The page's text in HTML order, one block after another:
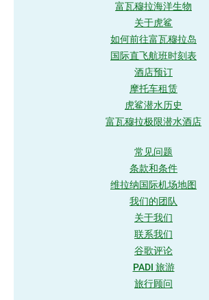
富瓦穆拉海洋生物
关于虎鲨
如何前往富瓦穆拉岛
国际直飞航班时刻表
酒店预订
摩托车租赁
虎鲨潜水历史
富瓦穆拉极限潜水酒店
常见问题
条款和条件
维拉纳国际机场地图
我们的团队
关于我们
联系我们
谷歌评论
PADI 旅游
旅行顾问